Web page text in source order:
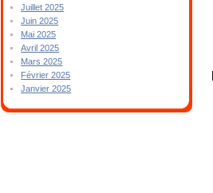
Juillet 2025
Juin 2025
Mai 2025
Avril 2025
Mars 2025
Février 2025
Janvier 2025